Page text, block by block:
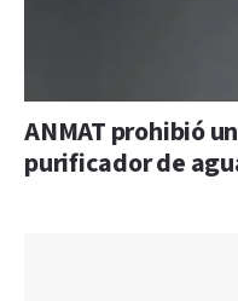
ANMAT prohibió
purificador de